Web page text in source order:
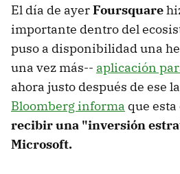
El día de ayerFoursquare
importante dentro del
puso a disponibilidad una
una vez más-- aplicación
ahora justo después de ese
Bloomberg informa que
recibir una "inversión
Microsoft.